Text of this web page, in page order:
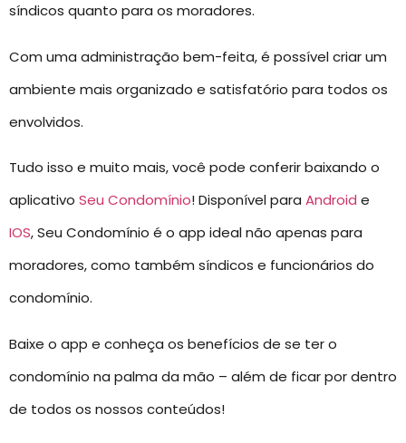
síndicos quanto para os moradores.
Com uma administração bem-feita, é possível criar um
ambiente mais organizado e satisfatório para todos os
envolvidos.
Tudo isso e muito mais, você pode conferir baixando o
aplicativo Seu Condomínio! Disponível para Android e
IOS, Seu Condomínio é o app ideal não apenas para
moradores, como também síndicos e funcionários do
condomínio.
Baixe o app e conheça os benefícios de se ter o
condomínio na palma da mão – além de ficar por dentro
de todos os nossos conteúdos!